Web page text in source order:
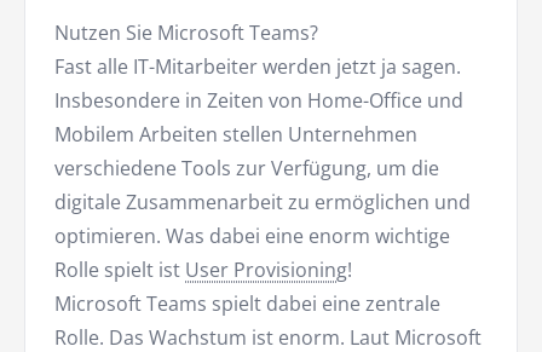
Nutzen Sie Microsoft Teams?
Fast alle IT-Mitarbeiter werden jetzt ja sagen.
Insbesondere in Zeiten von Home-Office und
Mobilem Arbeiten stellen Unternehmen
verschiedene Tools zur Verfügung, um die
digitale Zusammenarbeit zu ermöglichen und
optimieren. Was dabei eine enorm wichtige
Rolle spielt ist User Provisioning!
Microsoft Teams spielt dabei eine zentrale
Rolle. Das Wachstum ist enorm. Laut Microsoft